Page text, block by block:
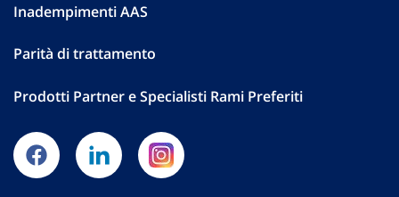
Inadempimenti AAS
Parità di trattamento
Prodotti Partner e Specialisti Rami Preferiti